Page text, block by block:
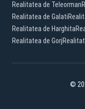
Realitatea de Teleorman
Realitatea de Galati
Realitatea de Harghita
Realitatea de Gorj
©